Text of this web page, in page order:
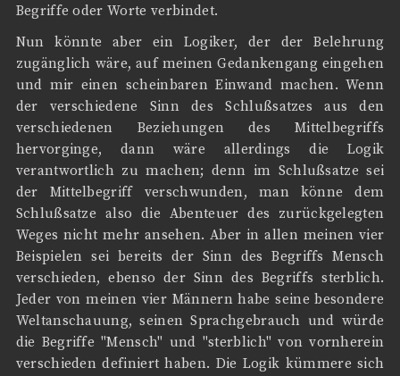
Begriffe oder Worte verbindet.
Nun könnte aber ein Logiker, der der Belehrung
zugänglich wäre, auf meinen Gedankengang eingehen
und mir einen scheinbaren Einwand machen. Wenn
der verschiedene Sinn des Schlußsatzes aus den
verschiedenen Beziehungen des Mittelbegriffs
hervorginge, dann wäre allerdings die Logik
verantwortlich zu machen; denn im Schlußsatze sei
der Mittelbegriff verschwunden, man könne dem
Schlußsatze also die Abenteuer des zurückgelegten
Weges nicht mehr ansehen. Aber in allen meinen vier
Beispielen sei bereits der Sinn des Begriffs Mensch
verschieden, ebenso der Sinn des Begriffs sterblich.
Jeder von meinen vier Männern habe seine besondere
Weltanschauung, seinen Sprachgebrauch und würde
die Begriffe "Mensch" und "sterblich" von vornherein
verschieden definiert haben. Die Logik kümmere sich